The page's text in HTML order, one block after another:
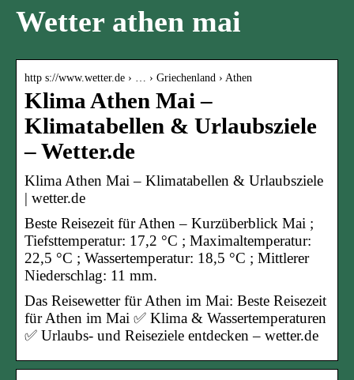
Wetter athen mai
http s://www.wetter.de › … › Griechenland › Athen
Klima Athen Mai –
Klimatabellen & Urlaubsziele
– Wetter.de
Klima Athen Mai – Klimatabellen & Urlaubsziele
| wetter.de
Beste Reisezeit für Athen – Kurzüberblick Mai ;
Tiefsttemperatur: 17,2 °C ; Maximaltemperatur:
22,5 °C ; Wassertemperatur: 18,5 °C ; Mittlerer
Niederschlag: 11 mm.
Das Reisewetter für Athen im Mai: Beste Reisezeit
für Athen im Mai ✅ Klima & Wassertemperaturen
✅ Urlaubs- und Reiseziele entdecken – wetter.de